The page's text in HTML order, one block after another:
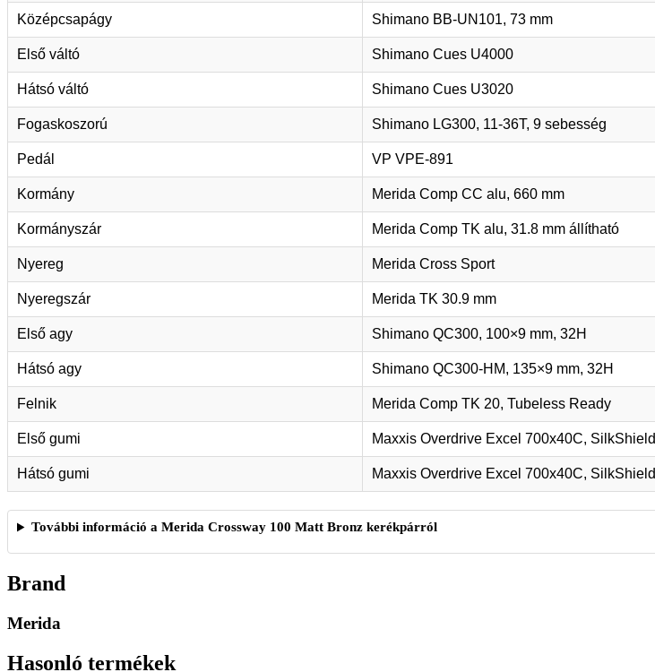
Középcsapágy Shimano BB-UN101, 73 mm
Első váltó Shimano Cues U4000
Hátsó váltó Shimano Cues U3020
Fogaskoszorú Shimano LG300, 11-36T, 9 sebesség
Pedál VP VPE-891
Kormány Merida Comp CC alu, 660 mm
Kormányszár Merida Comp TK alu, 31.8 mm állítható
Nyereg Merida Cross Sport
Nyeregszár Merida TK 30.9 mm
Első agy Shimano QC300, 100×9 mm, 32H
Hátsó agy Shimano QC300-HM, 135×9 mm, 32H
Felnik Merida Comp TK 20, Tubeless Ready
Első gumi Maxxis Overdrive Excel 700x40C, SilkShield
Hátsó gumi Maxxis Overdrive Excel 700x40C, SilkShield
További információ a Merida Crossway 100 Matt Bronz kerékpárról
Brand
Merida
Hasonló termékek